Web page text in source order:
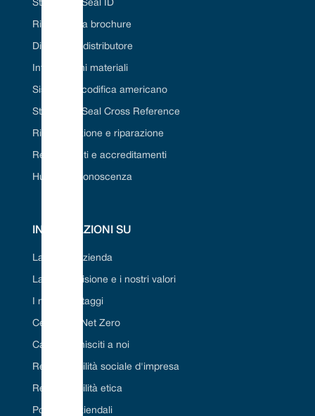
Strumento Seal ID
Richiedi una brochure
Diventa un distributore
Informazioni materiali
Sistema di codifica americano
Strumento Seal Cross Reference
Ristrutturazione e riparazione
Regolamenti e accreditamenti
Hub della conoscenza
INFORMAZIONI SU
La nostra azienda
La nostra visione e i nostri valori
I nostri vantaggi
Certificato Net Zero
Carriera/Unisciti a noi
Responsabilità sociale d'impresa
Responsabilità etica
Politiche aziendali